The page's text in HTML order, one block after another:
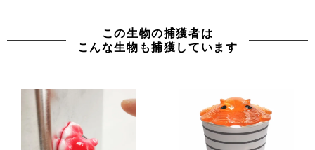
この生物の捕獲者は
こんな生物も捕獲しています